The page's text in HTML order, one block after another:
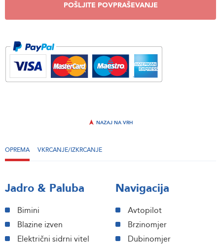
POŠLJITE POVPRAŠEVANJE
NAZAJ NA VRH
OPREMA VKRCANJE/IZKRCANJE
Jadro & Paluba
Bimini
Blazine izven
Električni sidrni vitel
Navigacija
Avtopilot
Brzinomjer
Dubinomjer